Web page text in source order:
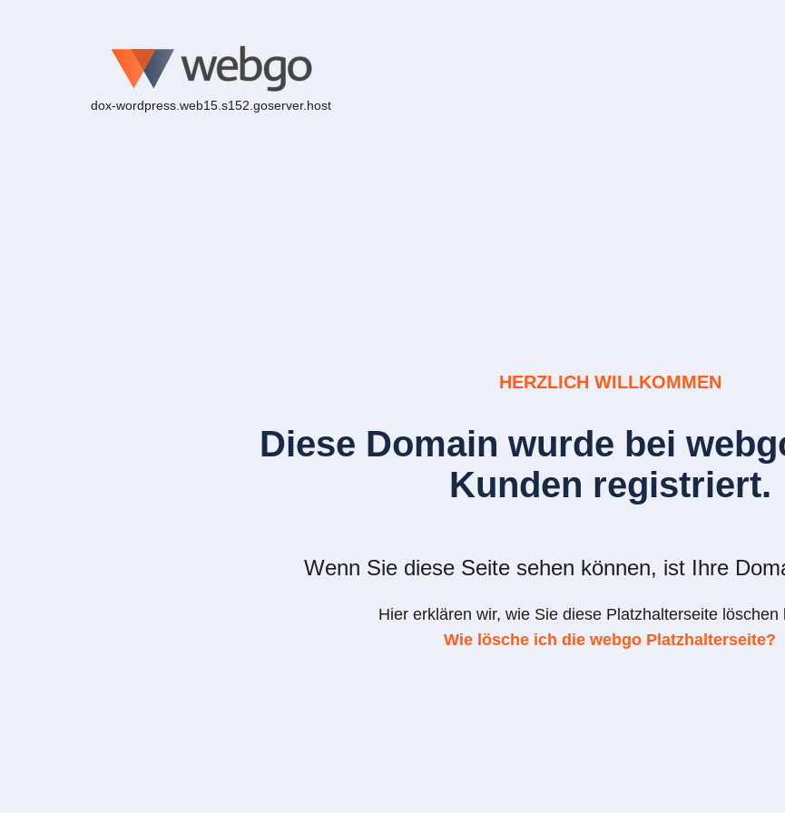
dox-wordpress.web15.s152.goserver.host
HERZLICH WILLKOMMEN
Diese Domain wurde bei
Kunden registriert.
Wenn Sie diese Seite sehen können, ist Ihre
Hier erklären wir, wie Sie diese Platzhalterseite löschen
Wie lösche ich die webgo Platzhalterseite?